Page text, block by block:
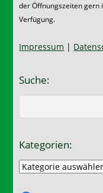
der Öffnungszeiten gern
Verfügung.
Impressum |
Suche:
Kategorien:
Kategorien: